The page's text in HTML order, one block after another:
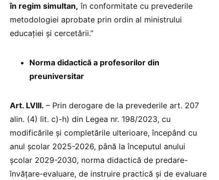
în regim simultan, în conformitate cu prevederile
metodologiei aprobate prin ordin al ministrului
educaţiei și cercetării.”
Norma didactică a profesorilor din
preuniversitar
Art. LVIII. – Prin derogare de la prevederile art. 207
alin. (4) lit. c)-h) din Legea nr. 198/2023, cu
modificările și completările ulterioare, începând cu
anul școlar 2025-2026, până la începutul anului
școlar 2029-2030, norma didactică de predare-
învăţare-evaluare, de instruire practică şi de evaluare